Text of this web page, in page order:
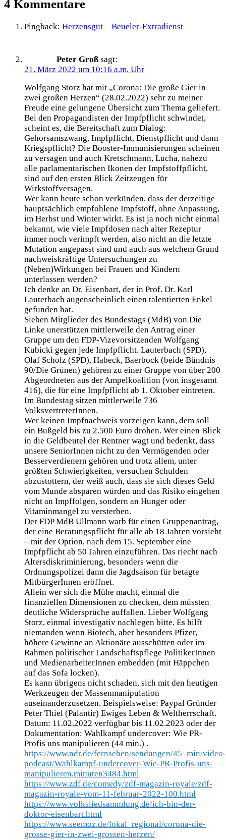
4 Kommentare
Pingback: Herzensgut – Beueler-Extradienst
Peter Groß sagt:
21. März 2022 um 10:16 a.m. Uhr
Wolfgang Storz hat mit „Corona: Die große Gier in
zwei großen Herzen“ (28.02.2022) sehr zu meiner
Freude eine gelungene Übersicht zum Thema geliefert.
Bei den Propagandisten der Impfpflicht schwindet,
scheint es, die Bereitschaft zum Dialog:
Gehorsamszwang, Impfpflicht, Dienstpflicht und dann
Kriegspflicht? Die Booster-Immunisierungen scheinen
zu versagen und auch Kretschmann, Lucha, nahezu
alle parlamentarischen Ikonen der Impfstoffpflicht,
sind auf den ersten Blick Zeitzeugen für
Wirkstoffversagen.
Wer kann heute schon verkünden, dass der derzeitige
hauptsächlich empfohlene Impfstoff, ohne Anpassung,
im Herbst und Winter wirkt. Es ist ja noch nicht einmal
bekannt, wie viele Impfdosen nach alter Rezeptur
immer noch verimpft werden, also nicht an die letzte
Mutation angepasst sind und auch aus welchem Grund
nachweiskräftige Untersuchungen zu
(Neben)Wirkungen bei Frauen und Kindern
unterlassen werden?
Ich denke an Dr. Eisenbart, der in Prof. Dr. Karl
Lauterbach augenscheinlich einen talentierten Enkel
gefunden hat.
Sieben Mitglieder des Bundestags (MdB) von Die
Linke unerstützen mittlerweile den Antrag einer
Gruppe um den FDP-Vizevorsitzenden Wolfgang
Kubicki gegen jede Impfpflicht. Lauterbach (SPD),
Olaf Scholz (SPD), Habeck, Baerbock (beide Bündnis
90/Die Grünen) gehören zu einer Gruppe von über 200
Abgeordneten aus der Ampelkoalition (von insgesamt
416), die für eine Impfpflicht ab 1. Oktober eintreten.
Im Bundestag sitzen mittlerweile 736
VolksvertreterInnen.
Wer keinen Impfnachweis vorzeigen kann, dem soll
ein Bußgeld bis zu 2.500 Euro drohen. Wer einen Blick
in die Geldbeutel der Rentner wagt und bedenkt, dass
unsere SeniorInnen nicht zu den Vermögenden oder
Besserverdienern gehören und trotz allem, unter
größten Schwierigkeiten, versuchen Schulden
abzustottern, der weiß auch, dass sie sich dieses Geld
vom Munde absparen würden und das Risiko eingehen
nicht an Impffolgen, sondern an Hunger oder
Vitaminmangel zu versterben.
Der FDP MdB Ullmann warb für einen Gruppenantrag,
der eine Beratungspflicht für alle ab 18 Jahren vorsieht
– mit der Option, nach dem 15. September eine
Impfpflicht ab 50 Jahren einzuführen. Das riecht nach
Altersdiskriminierung, besonders wenn die
Ordnungspolizei dann die Jagdsaison für betagte
MitbürgerInnen eröffnet.
Allein wer sich die Mühe macht, einmal die
finanziellen Dimensionen zu checken, dem müssten
deutliche Widersprüche auffallen. Lieber Wolfgang
Storz, einmal investigativ nachlegen bitte. Es hilft
niemanden wenn Biotech, aber besonders Pfizer,
höhere Gewinne an Aktionäre ausschütten oder im
Rahmen politischer Landschaftspflege PolitikerInnen
und MedienarbeiterInnen embedden (mit Häppchen
auf das Sofa locken).
Es kann übrigens nicht schaden, sich mit den heutigen
Werkzeugen der Massenmanipulation
auseinanderzusetzen. Beispielsweise: Paypal Gründer
Peter Thiel (Palantir) Ewiges Leben & Weltherrschaft.
Datum: 11.02.2022 verfügbar bis 11.02.2023 oder der
Dokumentation: Wahlkampf undercover: Wie PR-
Profis uns manipulieren (44 min.) .
https://www.ndr.de/fernsehen/sendungen/45_min/video-
podcast/Wahlkampf-undercover-Wie-PR-Profis-uns-
manipulieren,minuten3484.html
https://www.zdf.de/comedy/zdf-magazin-royale/zdf-
magazin-royale-vom-11-februar-2022-100.html
https://www.volksliedsammlung.de/ich-bin-der-
doktor-eisenbart.html
https://www.seemoz.de/lokal_regional/corona-die-
grosse-gier-in-zwei-grossen-herzen/